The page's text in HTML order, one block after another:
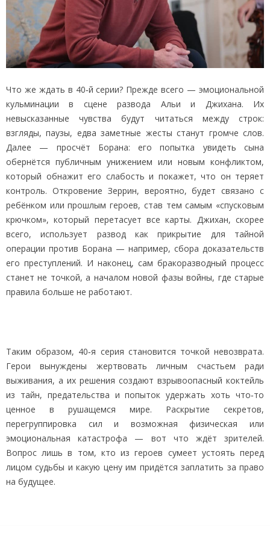
Что же ждать в 40‑й серии? Прежде всего — эмоциональной
кульминации в сцене развода Альи и Джихана. Их
невысказанные чувства будут читаться между строк:
взгляды, паузы, едва заметные жесты станут громче слов.
Далее — просчёт Борана: его попытка увидеть сына
обернётся публичным унижением или новым конфликтом,
который обнажит его слабость и покажет, что он теряет
контроль. Откровение Зеррин, вероятно, будет связано с
ребёнком или прошлым героев, став тем самым «спусковым
крючком», который перетасует все карты. Джихан, скорее
всего, использует развод как прикрытие для тайной
операции против Борана — например, сбора доказательств
его преступлений. И наконец, сам бракоразводный процесс
станет не точкой, а началом новой фазы войны, где старые
правила больше не работают.
Таким образом, 40‑я серия становится точкой невозврата.
Герои вынуждены жертвовать личным счастьем ради
выживания, а их решения создают взрывоопасный коктейль
из тайн, предательства и попыток удержать хоть что‑то
ценное в рушащемся мире. Раскрытие секретов,
перегруппировка сил и возможная физическая или
эмоциональная катастрофа — вот что ждёт зрителей.
Вопрос лишь в том, кто из героев сумеет устоять перед
лицом судьбы и какую цену им придётся заплатить за право
на будущее.